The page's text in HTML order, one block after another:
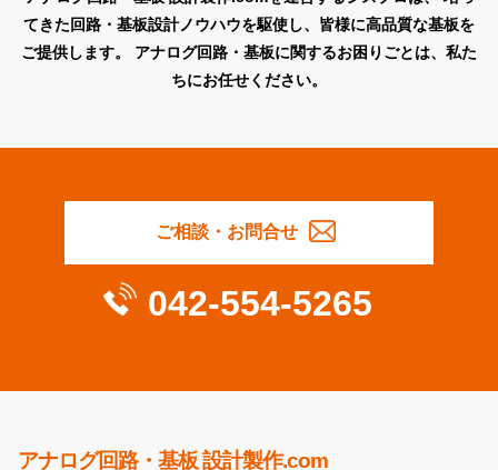
てきた回路・基板設計ノウハウを駆使し、皆様に高品質な基板を
ご提供します。
アナログ回路・基板に関するお困りごとは、私た
ちにお任せください。
ご相談・お問合せ
042-554-5265
アナログ回路・基板 設計製作.com